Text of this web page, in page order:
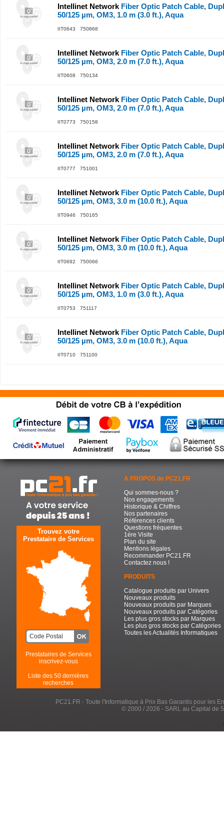
Intellinet Network Fiber Optic Patch Cable,
50/125 µm, OM3, 1.0 m (3.0 ft.), Aqua
IIT0643 750868
Intellinet Network Fiber Optic Patch Cable,
50/125 µm, OM3, 2.0 m (7.0 ft.), Aqua
IIT0608 750134
Intellinet Network Fiber Optic Patch Cable,
50/125 µm, OM3, 2.0 m (7.0 ft.), Aqua
IIT0773 750158
Intellinet Network Fiber Optic Patch Cable,
50/125 µm, OM3, 2.0 m (7.0 ft.), Aqua
IIT0777 751001
Intellinet Network Fiber Optic Patch Cable,
50/125 µm, OM3, 3.0 m (10.0 ft.), Aqua
IIT0946 750165
Intellinet Network Fiber Optic Patch Cable,
50/125 µm, OM3, 3.0 m (10.0 ft.), Aqua
IIT0692 750066
Intellinet Network Fiber Optic Patch Cable,
50/125 µm, OM3, 1.0 m (3.0 ft.), Aqua
IIT0753 751117
Intellinet Network Fiber Optic Patch Cable,
50/125 µm, OM3, 3.0 m (10.0 ft.), Aqua
IIT0710 751100
Trouvez votre
Prestataire de Services
Prestataires de Services
inscrivez-vous
Liste des 50 dernières
recherches
A PROPOS de PC21.FR
Qui sommes-nous ?
Nos engagements
Historique & Chiffres
Nos partenaires
Références clients
Questions fréquentes
1ère Visite
Plan du site
Mentions légales
Recommander PC21.FR
Contactez nous !
PRODUITS
Catalogue produits par Univers
Nouveaux produits
Nouveaux produits par Marques
Nouveaux produits par Catégories
Les plus gros stocks par Marques
Les plus gros stocks par Catégories
Toutes les Actualités Informatiques
PC21.FR - Toute l'Informatique à Prix Bas Garantis pour les
© 2000 / 2026 - SARL au Capital de